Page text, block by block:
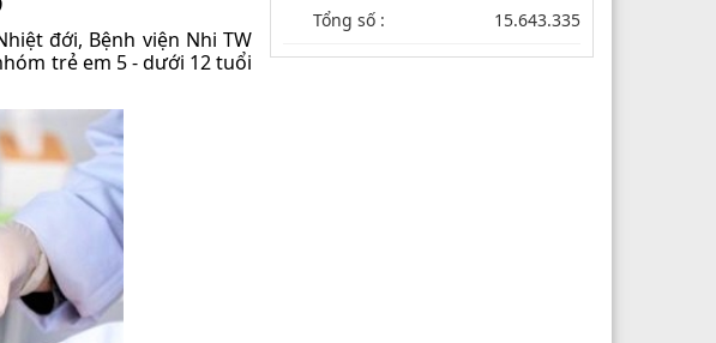
đới, Bệnh viện Nhi TW
trẻ em 5 - dưới 12 tuổi
Tổng số : 15.643.335